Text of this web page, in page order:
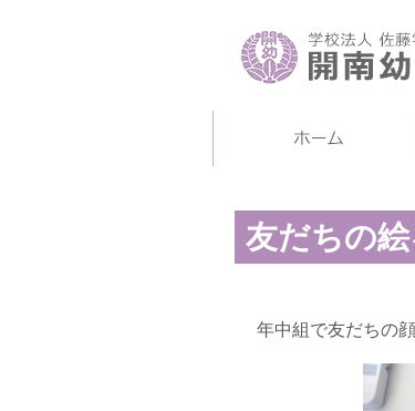
友だちの
年中組で友だちの